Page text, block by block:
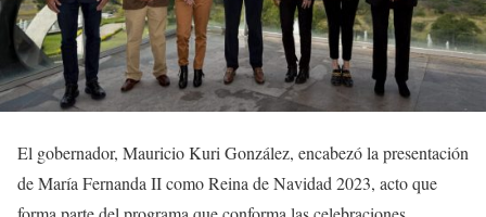
El gobernador, Mauricio Kuri González, encabezó la presentación
de María Fernanda II como Reina de Navidad 2023, acto que